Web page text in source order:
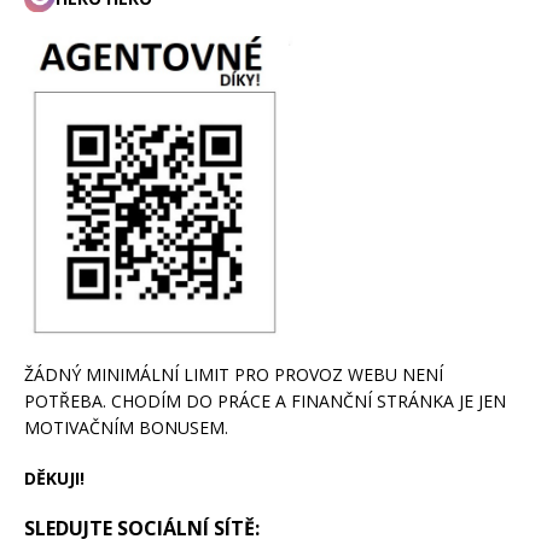
ŽÁDNÝ MINIMÁLNÍ LIMIT PRO PROVOZ WEBU NENÍ
POTŘEBA. CHODÍM DO PRÁCE A FINANČNÍ STRÁNKA JE JEN
MOTIVAČNÍM BONUSEM.
DĚKUJI!
SLEDUJTE SOCIÁLNÍ SÍTĚ: